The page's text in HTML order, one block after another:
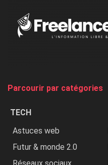
Parcourir par catégories
TECH
Astuces web
Futur & monde 2.0
Réseaux sociaux